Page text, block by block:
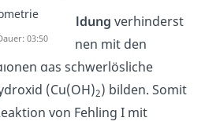
Komplexbildung verhinderst
die Kupferionen mit den
das schwerlösliche
(Cu(OH)2) bilden. Somit
von Fehling I mit
03:50